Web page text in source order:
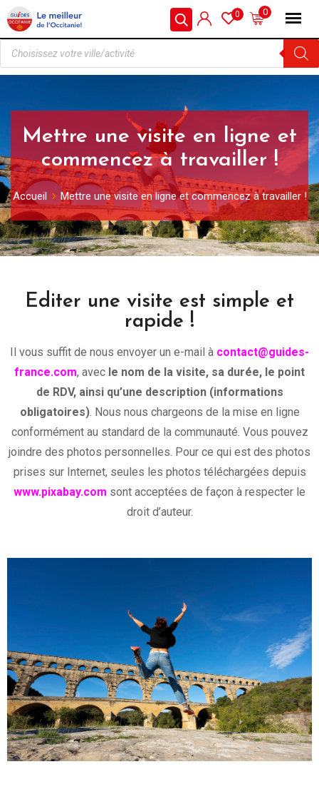
0
0
Mettre une visite en ligne et
commencez à travailler !
Accueil Mettre une visite en ligne et commencez à travailler !
Editer une visite est simple et
rapide !
Il vous suffit de nous envoyer un e-mail à contact@guides-
france.com, avec le nom de la visite, sa durée, le point
de RDV, ainsi qu’une description (informations
obligatoires). Nous nous chargeons de la mise en ligne
conformément au standard de la communauté. Vous pouvez
joindre des photos personnelles. Pour ce qui est des photos
prises sur Internet, seules les photos téléchargées depuis
www.pixabay.com sont acceptées de façon à respecter le
droit d’auteur.